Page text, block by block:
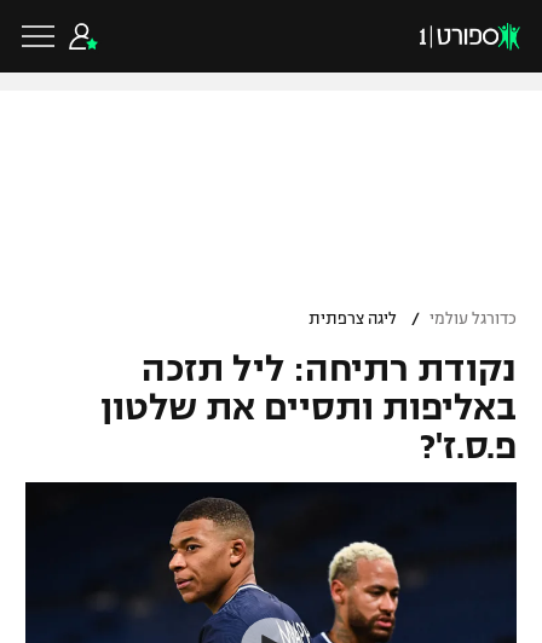
גביע הטוטו
ליגיונרים
נבחרת ישראל
ליגת האלופות
ליגה אירופית
ליגה אנגלית
ליגה ספרדית
כדורסל ישראלי
ליגת ווינר סל
מכבי תל אביב
כדורסל עולמי
כדורגל עולמי / ליגה צרפתית
נקודת רתיחה: ליל תזכה
באליפות ותסיים את שלטון
פ.ס.ז'?